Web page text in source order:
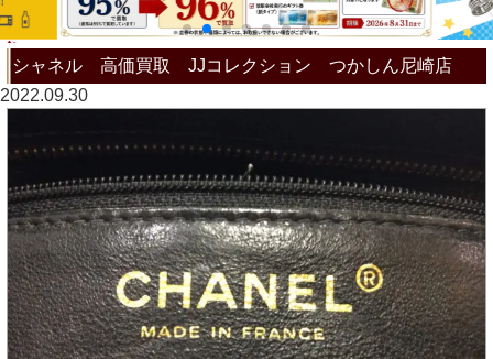
シャネル 高価買取 JJコレクション つかしん尼崎店
2022.09.30